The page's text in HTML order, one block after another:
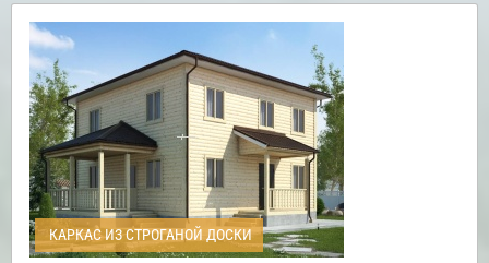
КАРКАС ИЗ СТРОГАНОЙ ДОСКИ